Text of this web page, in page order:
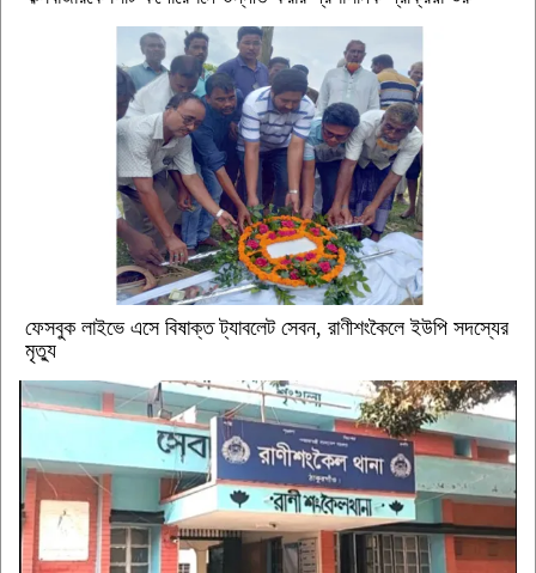
ফেসবুক লাইভে এসে বিষাক্ত ট্যাবলেট সেবন, রাণীশংকৈলে ইউপি সদস্যের
মৃত্যু